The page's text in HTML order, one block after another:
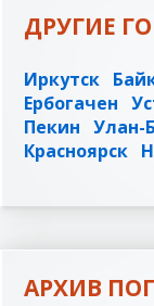
ДРУГИЕ
Иркутск
Ербогачен
Пекин Улан-
Красноярск
АРХИВ